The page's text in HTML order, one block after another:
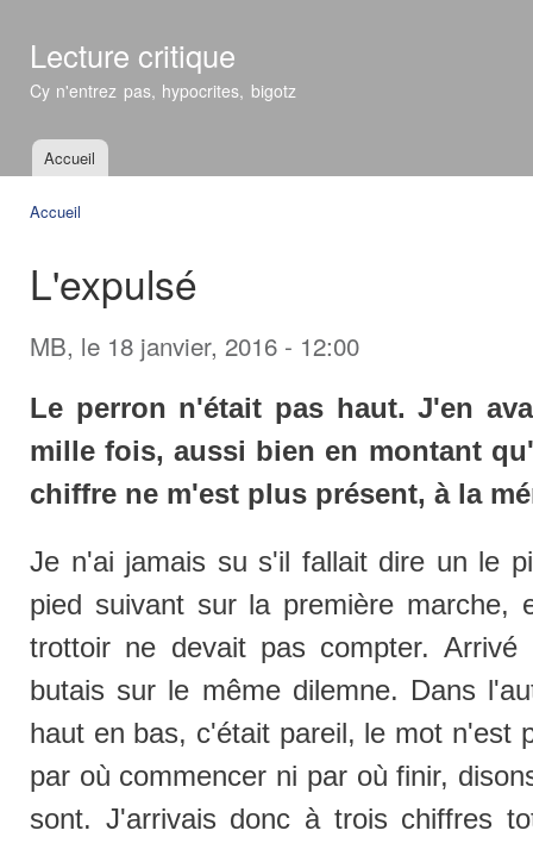
Lecture critique
Cy n'entrez pas, hypocrites, bigotz
Menu principal
Accueil
Accueil
L'expulsé
MB, le 18 janvier, 2016 - 12:00
Le perron n'était pas haut. J'en
mille fois, aussi bien en montant
chiffre ne m'est plus présent, à la
Je n'ai jamais su s'il fallait dire un le
pied suivant sur la première
trottoir ne devait pas compter.
butais sur le même dilemne. Dans
haut en bas, c'était pareil, le mot n'est
par où commencer ni par où finir,
sont. J'arrivais donc à trois chiffres